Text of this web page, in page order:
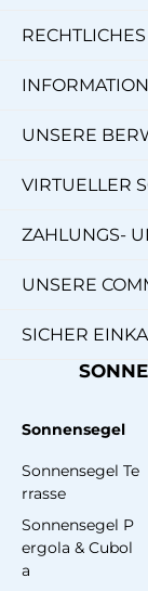
RECHTLICHES
UNSERE
VIRTUELLER
ZAHLUNGS-
UNSERE
SICHER
Sonnensegel
Sonnensegel Te
rrasse
Sonnensegel P
ergola & Cubol
a